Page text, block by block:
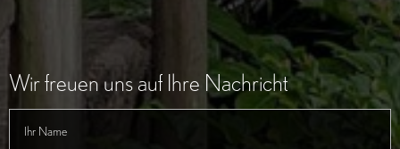
Wir freuen uns auf Ihre Nachricht